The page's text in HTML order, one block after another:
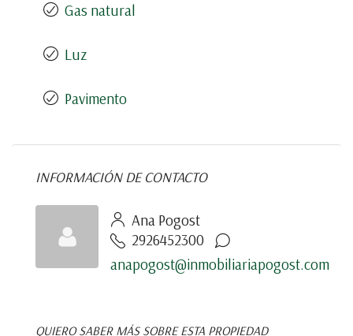
Gas natural
Luz
Pavimento
INFORMACIÓN DE CONTACTO
Ana Pogost
2926452300
anapogost@inmobiliariapogost.com
QUIERO SABER MÁS SOBRE ESTA PROPIEDAD